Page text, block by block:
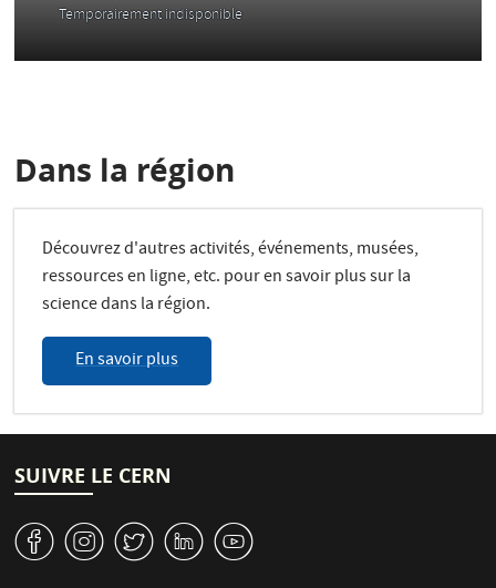
Temporairement indisponible
Dans la région
Découvrez d'autres activités, événements, musées,
ressources en ligne, etc. pour en savoir plus sur la
science dans la région.
En savoir plus
SUIVRE LE CERN
v J W M 1